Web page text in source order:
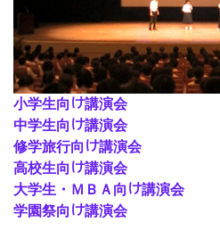
小学生向け講演会
中学生向け講演会
修学旅行向け講演会
高校生向け講演会
大学生・ＭＢＡ向け講演会
学園祭向け講演会